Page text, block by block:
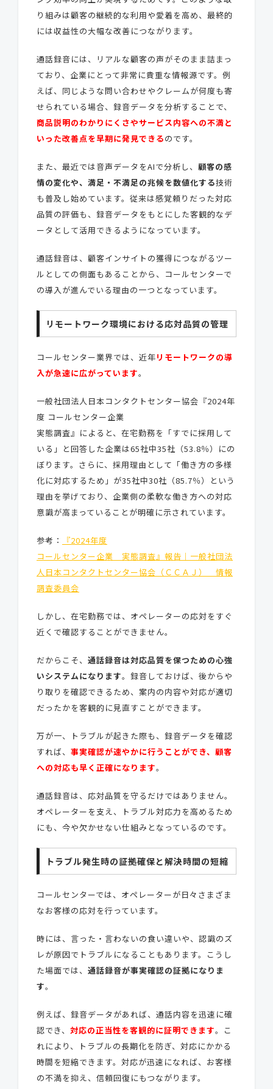
り組みは顧客の継続的な利用や愛着を高め、最終的
には収益性の大幅な改善につながります。
通話録音には、リアルな顧客の声がそのまま詰まっ
ており、企業にとって非常に貴重な情報源です。例
えば、同じような問い合わせやクレームが何度も寄
せられている場合、録音データを分析することで、
商品説明のわかりにくさやサービス内容への不満と
いった改善点を早期に発見できるのです。
また、最近では音声データをAIで分析し、 顧客の感
情の変化や、満足・不満足の兆候を数値化する技術
も普及し始めています。従来は感覚頼りだった対応
品質の評価も、録音データをもとにした客観的なデ
ータとして活用できるようになっています。
通話録音は、顧客インサイトの獲得につながるツー
ルとしての側面もあることから、コールセンターで
の導入が進んでいる理由の一つとなっています。
リモートワーク環境における応対品質の管理
コールセンター業界では、近年リモートワークの導
入が急速に広がっています。
一般社団法人日本コンタクトセンター協会『2024年
度 コールセンター企業
実態調査』によると、在宅勤務を「すでに採用して
いる」と回答した企業は65社中35社（53.8％）にの
ぼります。さらに、採用理由として「働き方の多様
化に対応するため」が35社中30社（85.7％）という
理由を挙げており、企業側の柔軟な働き方への対応
意識が高まっていることが明確に示されています。
参考：
『2024年度
コールセンター企業 実態調査』報告｜一般社団法
人日本コンタクトセンター協会（ＣＣＡＪ） 情報
調査委員会
しかし、在宅勤務では、オペレーターの応対をすぐ
近くで確認することができません。
だからこそ、 通話録音は対応品質を保つための心強
いシステムになります。録音しておけば、後からや
り取りを確認できるため、案内の内容や対応が適切
だったかを客観的に見直すことができます。
万が一、トラブルが起きた際も、録音データを確認
すれば、 事実確認が速やかに行うことができ、顧客
への対応も早く正確になります。
通話録音は、応対品質を守るだけではありません。
オペレーターを支え、トラブル対応力を高めるため
にも、今や欠かせない仕組みとなっているのです。
トラブル発生時の証拠確保と解決時間の短縮
コールセンターでは、オペレーターが日々さまざま
なお客様の応対を行っています。
時には、言った・言わないの食い違いや、認識のズ
レが原因でトラブルになることもあります。こうし
た場面では、 通話録音が事実確認の証拠になりま
す。
例えば、録音データがあれば、通話内容を迅速に確
認でき、 対応の正当性を客観的に証明できます。こ
れにより、トラブルの長期化を防ぎ、対応にかかる
時間を短縮できます。対応が迅速になれば、お客様
の不満を抑え、信頼回復にもつながります。